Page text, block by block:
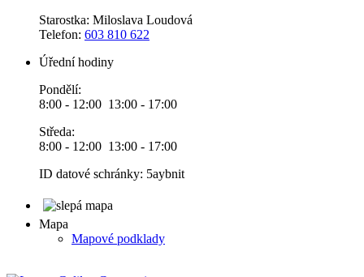
Starostka: Miloslava Loudová
Telefon: 603 810 622
Úřední hodiny
Pondělí:
8:00 - 12:00 13:00 - 17:00
Středa:
8:00 - 12:00 13:00 - 17:00
ID datové schránky: 5aybnit
Mapa
Mapové podklady